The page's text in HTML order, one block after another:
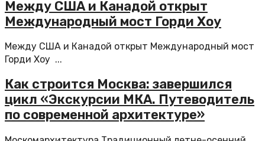
Между США и Канадой открыт
Международный мост Горди Хоу
Между США и Канадой открыт Международный мост
Горди Хоу ...
Как строится Москва: завершился
цикл «Экскурсии МКА. Путеводитель
по современной архитектуре»